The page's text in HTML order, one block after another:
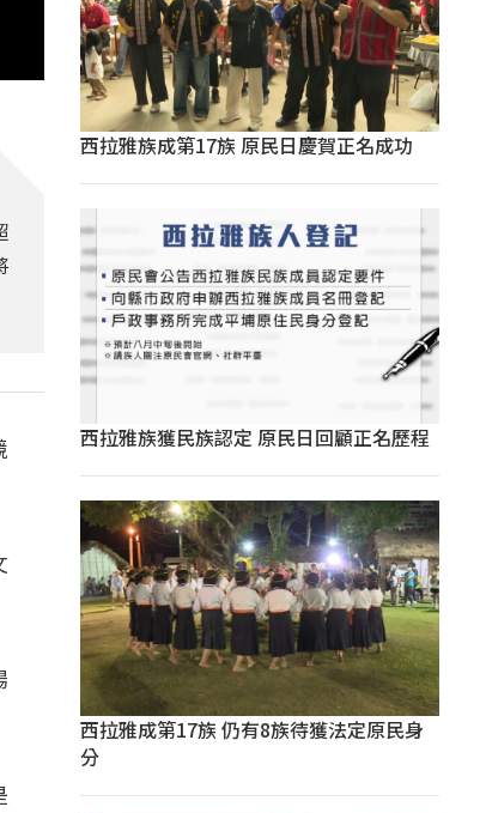
西拉雅族成第17族 原民日慶賀正名成功
西拉雅族獲民族認定 原民日回顧正名歷程
西拉雅成第17族 仍有8族待獲法定原民身
分